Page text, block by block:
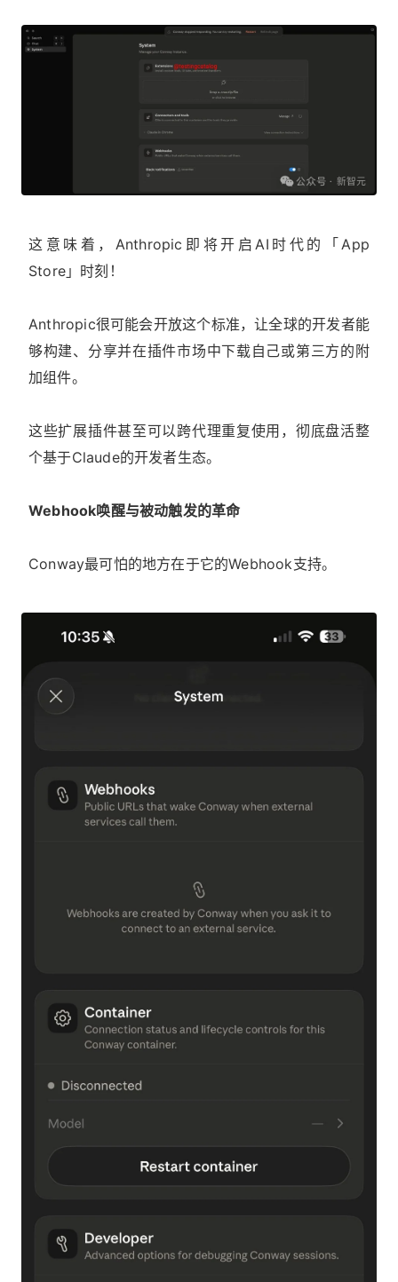
这意味着，Anthropic即将开启AI时代的「App
Store」时刻！
Anthropic很可能会开放这个标准，让全球的开发者能
够构建、分享并在插件市场中下载自己或第三方的附
加组件。
这些扩展插件甚至可以跨代理重复使用，彻底盘活整
个基于Claude的开发者生态。
Webhook唤醒与被动触发的革命
Conway最可怕的地方在于它的Webhook支持。